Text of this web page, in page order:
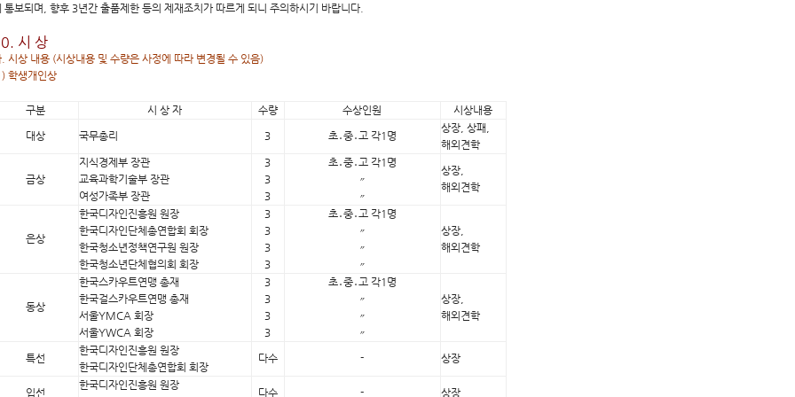
통보되며, 향후 3년간 출품제한 등의 제재조치가 따르게 되니 주의하시기 바랍니다.
시 상
시상 내용 (시상내용 및 수량은 사정에 따라 변경될 수 있음)
학생개인상
구분 시 상 자 수량 수상인원 시상내용
대상 국무총리 3 초․중․고 각1명
상장, 상패,
해외견학
금상
지식경제부 장관
교육과학기술부 장관
여성가족부 장관
3
3
3
초․중․고 각1명
〃
〃
상장,
해외견학
은상
한국디자인진흥원 원장
한국디자인단체총연합회 회장
한국청소년정책연구원 원장
한국청소년단체협의회 회장
3
3
3
3
초․중․고 각1명
〃
〃
〃
상장,
해외견학
동상
한국스카우트연맹 총재
한국걸스카우트연맹 총재
서울YMCA 회장
서울YWCA 회장
3
3
3
3
초․중․고 각1명
〃
〃
〃
상장,
해외견학
특선
한국디자인진흥원 원장
한국디자인단체총연합회 회장
다수 - 상장
입선
한국디자인진흥원 원장
다수 - 상장